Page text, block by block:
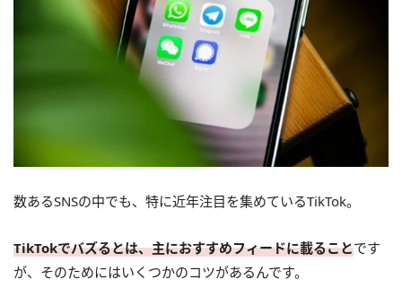
数あるSNSの中でも、特に近年注目を集めているTikTok。
TikTokでバズるとは、主におすすめフィードに載ることです
が、そのためにはいくつかのコツがあるんです。